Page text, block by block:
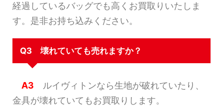
経過しているバッグでも高くお買取りいたしま
す。是非お持ち込みください。
Q3 壊れていても売れますか？
A3 ルイヴィトンなら生地が破れていたり、
金具が壊れていてもお買取りします。